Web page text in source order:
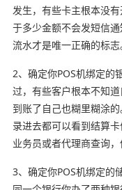
发生，有些卡主根本没
于多少金额不会发短信
流水才是唯一正确的标志
2、确定你POS机绑定的
过，有些客户根本不知
到账了自己也糊里糊涂
录进去都可以看到结算
业务员或者代理商查询
3、确定你POS机绑定的